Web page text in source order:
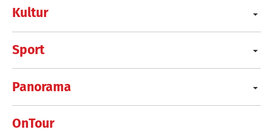
Kultur
Sport
Panorama
OnTour